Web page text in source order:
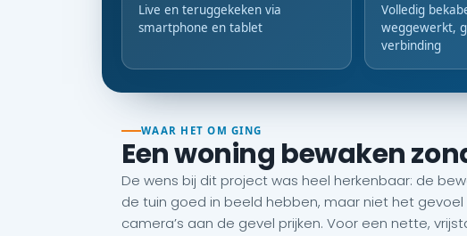
Live en teruggekeken via
smartphone en tablet
Volledig
weggewerkt,
verbinding
WAAR HET OM GING
Een woning bewaken
De wens bij dit project was heel herkenbaar: de
de tuin goed in beeld hebben, maar niet het
camera’s aan de gevel prijken. Voor een nette,